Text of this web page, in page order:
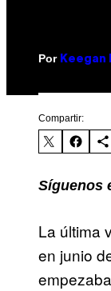
Por Keegan
Compartir:
Síguenos
La última
en junio